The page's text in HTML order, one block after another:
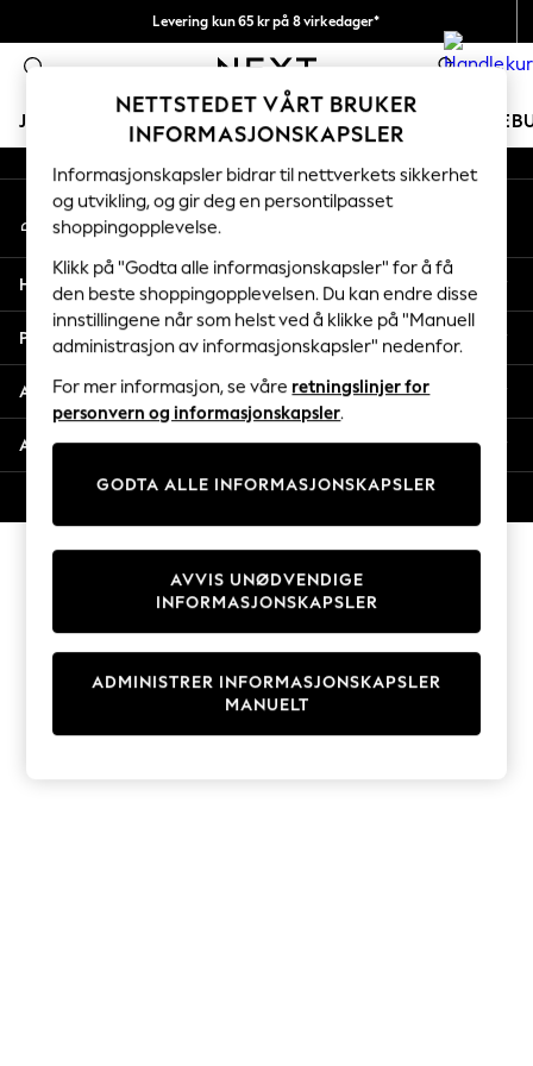
Levering kun 65 kr på 8 virkedager*
Vi betaler alle tollavgifter 0
JENTER GUTTER BABY KVINNER MENN
GIRLS
New In
50 - 92cm
98 - 110cm
116 - 134cm
140 - 174cm
Trending: Top & Short Sets
Trending: Clogs
Toy Story
THE SET
Coats & Jackets
Sweatshirts & Hoodies
Knitwear
Cardigans
Dresses
Sets & Outfits
T-Shirts
An error occurred on client
Våre sosiale nettverk
Min konto
Logg inn på kontoen din
Hjelp
Personvern & Juridisk
Avdelinger
Andre tjenester
NETTSTEDET VÅRT BRUKER
INFORMASJONSKAPSLER
Informasjonskapsler bidrar til nettverkets sikkerhet
og utvikling, og gir deg en persontilpasset
shoppingopplevelse.
Klikk på "Godta alle informasjonskapsler" for å få
den beste shoppingopplevelsen. Du kan endre disse
innstillingene når som helst ved å klikke på "Manuell
administrasjon av informasjonskapsler" nedenfor.
For mer informasjon, se våre retningslinjer for
personvern og informasjonskapsler.
GODTA ALLE INFORMASJONSKAPSLER
ADMINISTRER INFORMASJONSKAPSLER
MANUELT
AVVIS UNØDVENDIGE
INFORMASJONSKAPSLER